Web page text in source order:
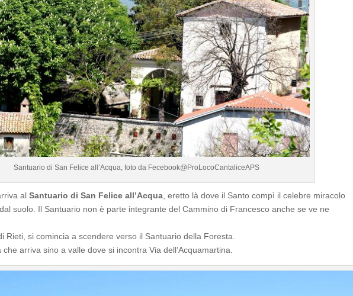
Santuario di San Felice all’Acqua, foto da Fecebook@ProLocoCantaliceAPS
alSantuario di San Felice all’Acqua, eretto là dove il Santo compì il celebre miracolo
suolo. Il Santuario non è parte integrante del Cammino di Francesco anche se ve ne
Rieti, si comincia a scendere verso il Santuario della Foresta.
arriva sino a valle dove si incontra Via dell’Acquamartina.